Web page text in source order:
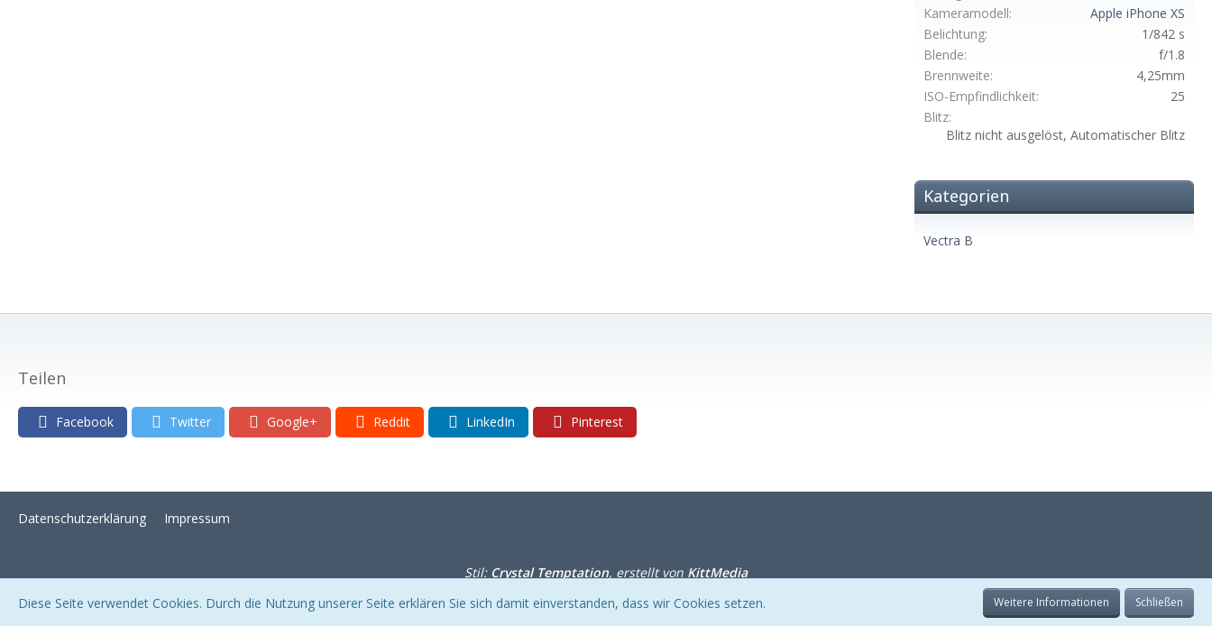
Kameramodell
Apple iPhone XS
Belichtung
1/842 s
Blende
f/1.8
Brennweite
4,25mm
ISO-Empfindlichkeit
25
Blitz
Blitz nicht ausgelöst, Automatischer Blitz
Kategorien
Vectra B
Teilen
Facebook Twitter Google+ Reddit LinkedIn Pinterest
Datenschutzerklärung Impressum
Stil: Crystal Temptation, erstellt von KittMedia
Community-Software:WoltLab Suite™
Diese Seite verwendet Cookies. Durch die Nutzung unserer Seite erklären Sie sich damit einverstanden, dass wir Cookies setzen. Weitere Informationen Schließen